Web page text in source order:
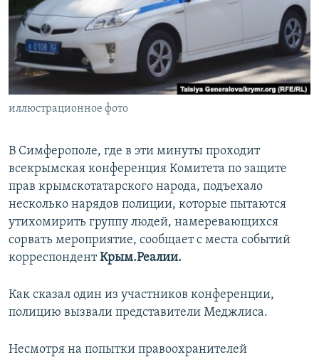
ПОБЕДИТЕЛЕЙ НЕ СУДЯТ?
КРЫМ.НЕПОКОРЕННЫЙ
ELIFBE
УКРАИНСКАЯ ПРОБЛЕМА КРЫМА
ПРИСОЕДИНЯЙТЕСЬ!
Все сайты RFE/RL
иллюстрационное фото
В Симферополе, где в эти минуты проходит
всекрымская конференция Комитета по защите
прав крымскотатарского народа, подъехало
несколько нарядов полиции, которые пытаются
утихомирить группу людей, намеревающихся
сорвать мероприятие, сообщает с места событий
корреспондентКрым.Реалии.
Как сказал один из участников конференции,
полицию вызвали представители Меджлиса.
Несмотря на попытки правоохранителей